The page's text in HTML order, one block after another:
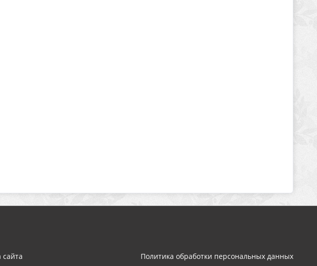
сайта Политика обработки персональных данных